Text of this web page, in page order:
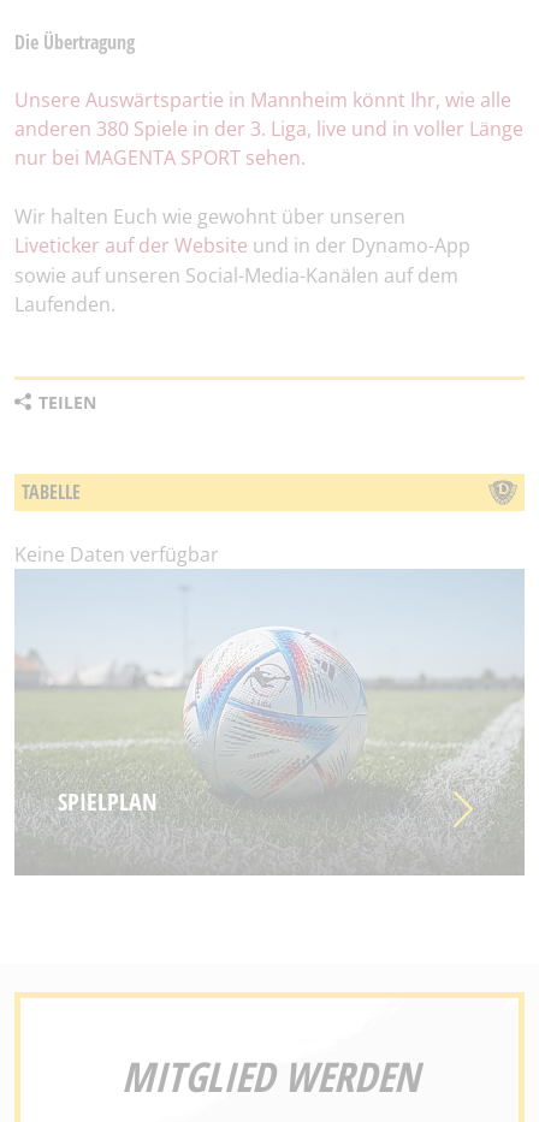
Die Übertragung
Unsere Auswärtspartie in Mannheim könnt Ihr, wie alle
anderen 380 Spiele in der 3. Liga, live und in voller Länge
nur bei MAGENTA SPORT sehen.
Wir halten Euch wie gewohnt über unseren
Liveticker auf der Website und in der Dynamo-App
sowie auf unseren Social-Media-Kanälen auf dem
Laufenden.
TEILEN
TABELLE
Keine Daten verfügbar
SPIELPLAN
MITGLIED WERDEN